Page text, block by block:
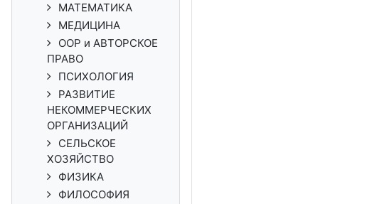
МАТЕМАТИКА
МЕДИЦИНА
ООР и АВТОРСКОЕ
ПРАВО
ПСИХОЛОГИЯ
РАЗВИТИЕ
НЕКОММЕРЧЕСКИХ
ОРГАНИЗАЦИЙ
СЕЛЬСКОЕ
ХОЗЯЙСТВО
ФИЗИКА
ФИЛОСОФИЯ